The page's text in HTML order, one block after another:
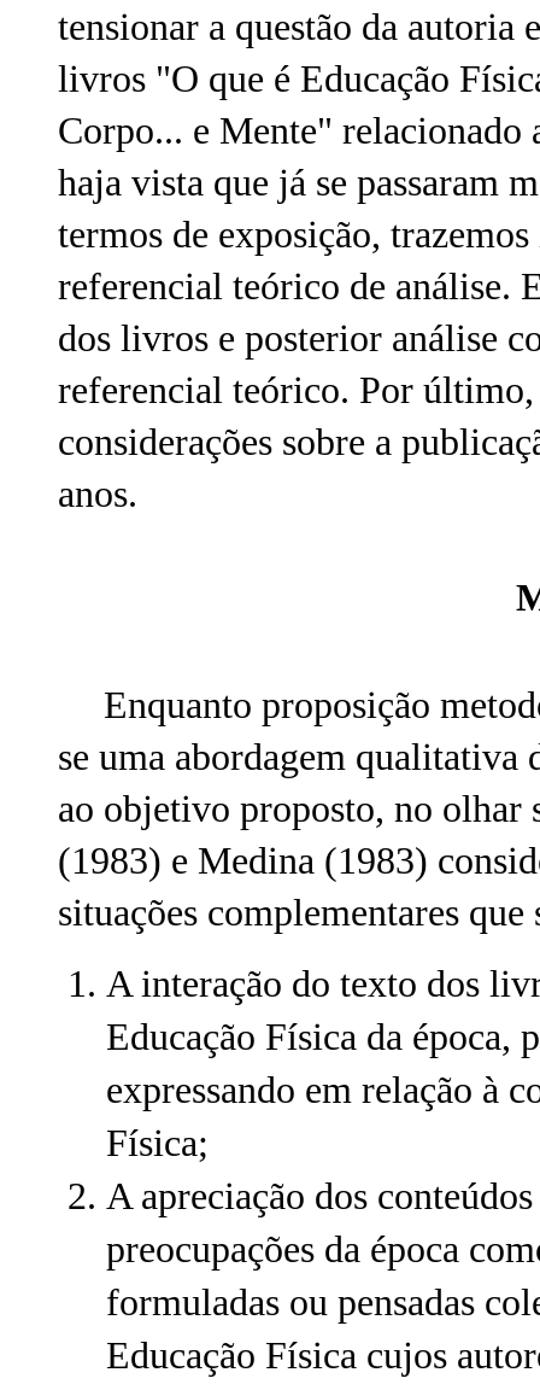
tensionar a questão da autoria
livros "O que é Educação
Corpo... e Mente" relacionado
haja vista que já se passaram
termos de exposição,
referencial teórico de análise.
dos livros e posterior análise
referencial teórico. Por último,
considerações sobre a
anos.
Enquanto proposição
se uma abordagem qualitativa
ao objetivo proposto, no
(1983) e Medina (1983)
situações complementares que
A interação do texto dos
Educação Física da época,
expressando em relação à
Física;
A apreciação dos
preocupações da época
formuladas ou pensadas
Educação Física cujos